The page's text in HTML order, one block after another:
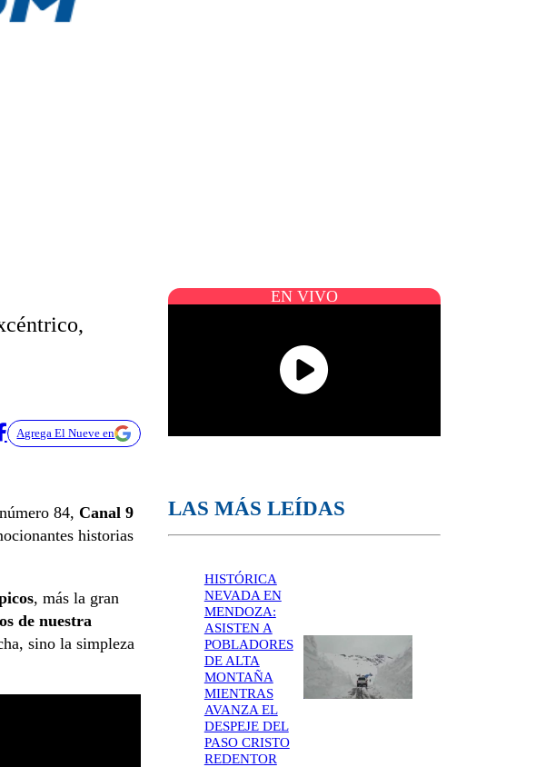
Agrega El Nueve en
84, Canal 9
historias
, más la gran
de nuestra
sino la simpleza
EN VIVO
LAS MÁS LEÍDAS
HISTÓRICA
NEVADA EN
MENDOZA:
ASISTEN A
POBLADORES
DE ALTA
MONTAÑA
MIENTRAS
AVANZA EL
DESPEJE DEL
PASO CRISTO
REDENTOR